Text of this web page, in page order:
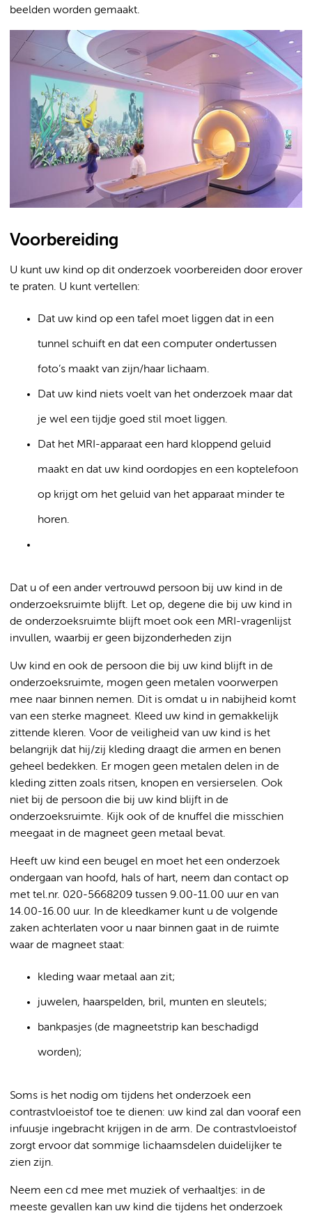
beelden worden gemaakt.
Voorbereiding
U kunt uw kind op dit onderzoek voorbereiden door erover
te praten. U kunt vertellen:
Dat uw kind op een tafel moet liggen dat in een
tunnel schuift en dat een computer ondertussen
foto’s maakt van zijn/haar lichaam.
Dat uw kind niets voelt van het onderzoek maar dat
je wel een tijdje goed stil moet liggen.
Dat het MRI-apparaat een hard kloppend geluid
maakt en dat uw kind oordopjes en een koptelefoon
op krijgt om het geluid van het apparaat minder te
horen.
Dat u of een ander vertrouwd persoon bij uw kind in de
onderzoeksruimte blijft. Let op, degene die bij uw kind in
de onderzoeksruimte blijft moet ook een MRI-vragenlijst
invullen, waarbij er geen bijzonderheden zijn
Uw kind en ook de persoon die bij uw kind blijft in de
onderzoeksruimte, mogen geen metalen voorwerpen
mee naar binnen nemen. Dit is omdat u in nabijheid komt
van een sterke magneet. Kleed uw kind in gemakkelijk
zittende kleren. Voor de veiligheid van uw kind is het
belangrijk dat hij/zij kleding draagt die armen en benen
geheel bedekken. Er mogen geen metalen delen in de
kleding zitten zoals ritsen, knopen en versierselen. Ook
niet bij de persoon die bij uw kind blijft in de
onderzoeksruimte. Kijk ook of de knuffel die misschien
meegaat in de magneet geen metaal bevat.
Heeft uw kind een beugel en moet het een onderzoek
ondergaan van hoofd, hals of hart, neem dan contact op
met tel.nr. 020-5668209 tussen 9.00-11.00 uur en van
14.00-16.00 uur. In de kleedkamer kunt u de volgende
zaken achterlaten voor u naar binnen gaat in de ruimte
waar de magneet staat:
kleding waar metaal aan zit;
juwelen, haarspelden, bril, munten en sleutels;
bankpasjes (de magneetstrip kan beschadigd
worden);
Soms is het nodig om tijdens het onderzoek een
contrastvloeistof toe te dienen: uw kind zal dan vooraf een
infuusje ingebracht krijgen in de arm. De contrastvloeistof
zorgt ervoor dat sommige lichaamsdelen duidelijker te
zien zijn.
Neem een cd mee met muziek of verhaaltjes: in de
meeste gevallen kan uw kind die tijdens het onderzoek